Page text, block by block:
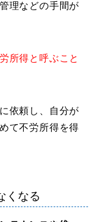
理などの手間が
所得と呼ぶこと
依頼し、自分が
て不労所得を得
くなる